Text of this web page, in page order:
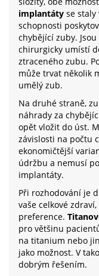
implantáty se
schopnosti
chybějící zuby.
chirurgicky umístí
ztraceného zubu.
může trvat několik
umělý zub.
Na druhé straně,
náhrady za
opět vložit do úst.
závislosti na počtu
ekonomičtější
údržbu a nemusí
implantáty.
Při rozhodování je
vaše celkové
preference.
pro většinu
na titanium nebo
jako možnost. V
dobrým řešením.